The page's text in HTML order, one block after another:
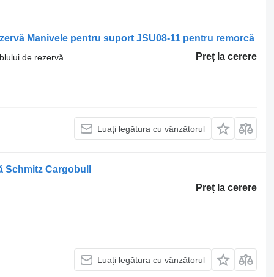
Manivele pentru suport JSU08-11 pentru remorcă
Preț la cerere
de rezervă
Luați legătura cu vânzătorul
Schmitz Cargobull
Preț la cerere
Luați legătura cu vânzătorul